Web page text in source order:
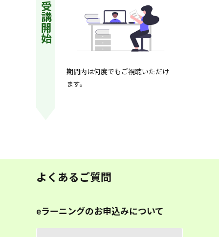
受講開始
期間内は何度でもご視聴いただけ
ます。
よくあるご質問
eラーニングのお申込みについて